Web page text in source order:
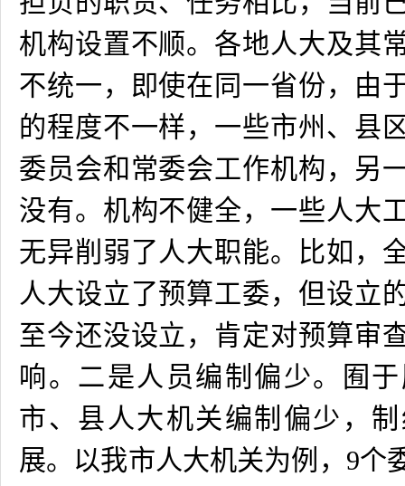
机构设置不顺。各地人大及其
不统一，即使在同一省份，由
的程度不一样，一些市州、县
委员会和常委会工作机构，另
没有。机构不健全，一些人大
无异削弱了人大职能。比如，
人大设立了预算工委，但设立
至今还没设立，肯定对预算审
响。二是人员编制偏少。囿
市、县人大机关编制偏少，
展。以我市人大机关为例， 9个